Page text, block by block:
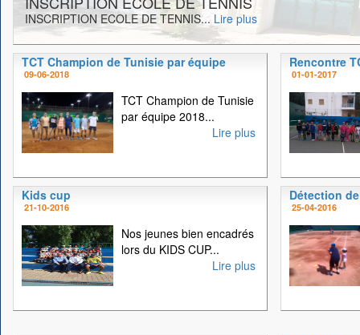
INSCRIPTION ECOLE DE TENNIS... Lire plus
TCT Champion de Tunisie par équipe
09-06-2018
TCT Champion de Tunisie
par équipe 2018...
Lire plus
Rencontre
01-01-2017
Kids cup
21-10-2016
Nos jeunes bien encadrés
lors du KIDS CUP...
Lire plus
Détection
25-04-2016